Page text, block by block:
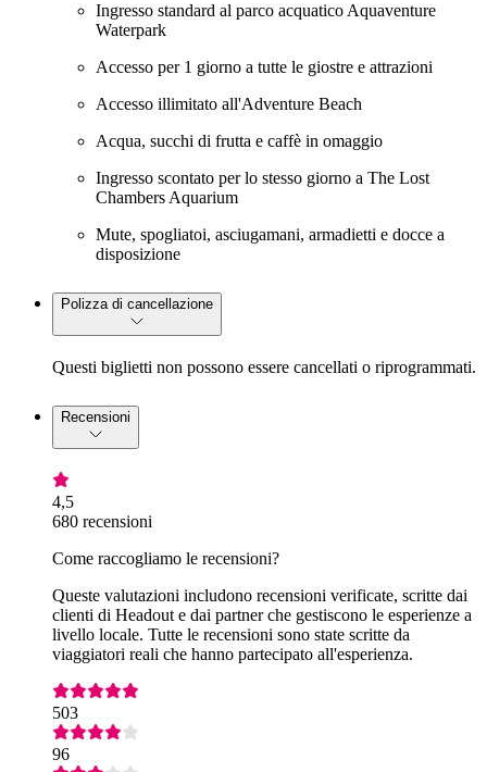
Ingresso standard al parco acquatico Aquaventure
Waterpark
Accesso per 1 giorno a tutte le giostre e attrazioni
Accesso illimitato all'Adventure Beach
Acqua, succhi di frutta e caffè in omaggio
Ingresso scontato per lo stesso giorno a The Lost
Chambers Aquarium
Mute, spogliatoi, asciugamani, armadietti e docce a
disposizione
Polizza di cancellazione
Questi biglietti non possono essere cancellati o riprogrammati.
Recensioni
4,5
680 recensioni
Come raccogliamo le recensioni?
Queste valutazioni includono recensioni verificate, scritte dai
clienti di Headout e dai partner che gestiscono le esperienze a
livello locale. Tutte le recensioni sono state scritte da
viaggiatori reali che hanno partecipato all'esperienza.
503
96